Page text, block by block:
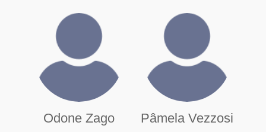
Odone Zago Pâmela Vezzosi